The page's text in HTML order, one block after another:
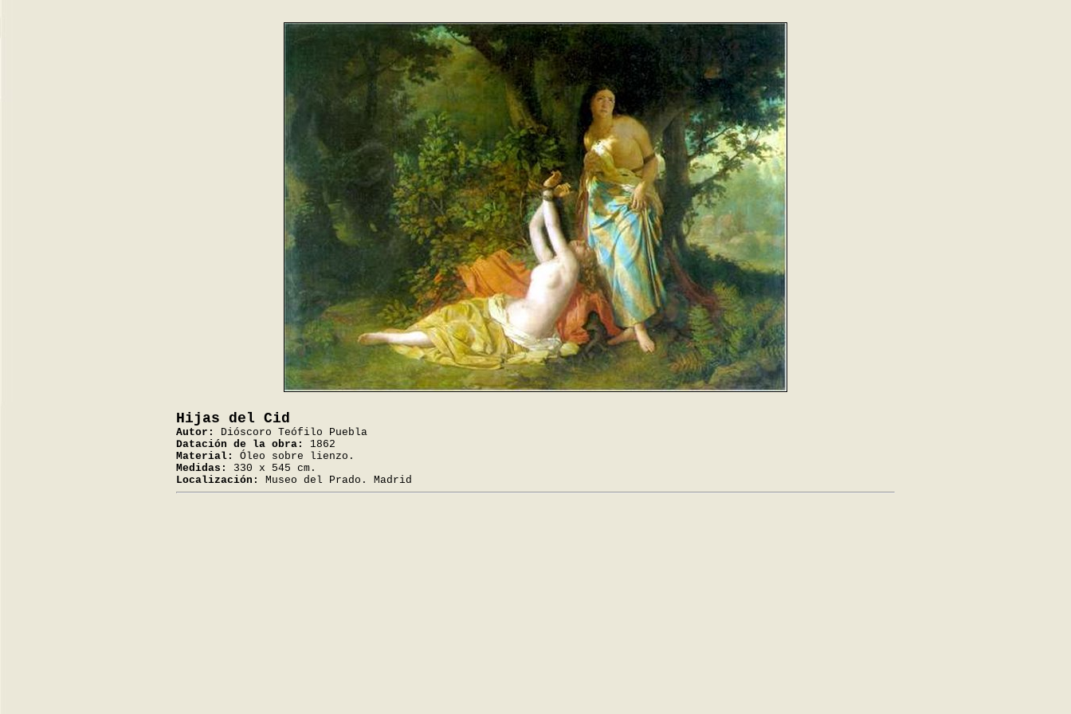
Hijas del Cid
Autor:
Dióscoro Teófilo Puebla
Datación de la obra:
1862
Material:
Óleo sobre lienzo.
Medidas:
330 x 545 cm.
Localización:
Museo del Prado. Madrid